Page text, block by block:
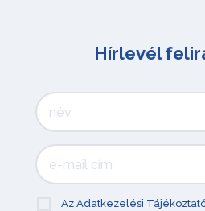
Hírlevél
Az Adatkezelési